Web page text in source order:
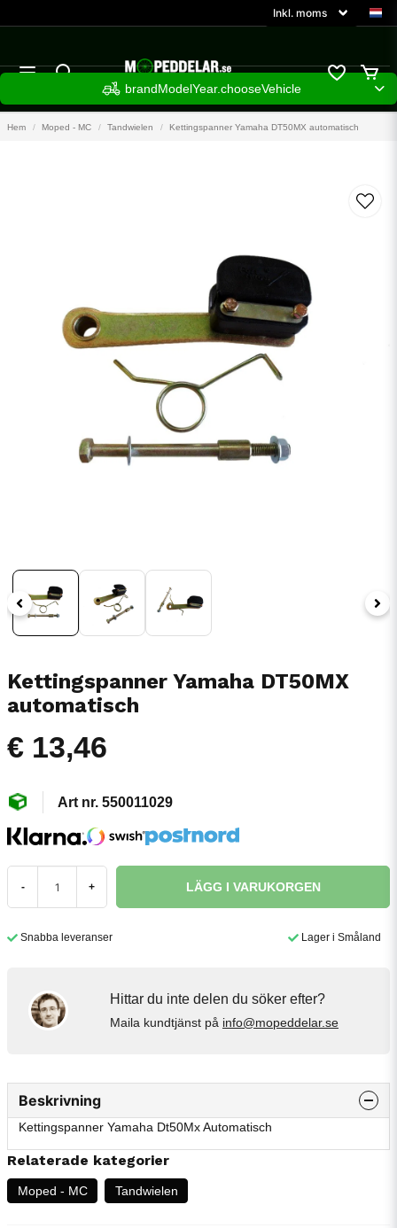
brandModelYear.chooseVehicle
Hem Moped - MC Tandwielen Kettingspanner Yamaha DT50MX automatisch
Kettingspanner Yamaha DT50MX
automatisch
€ 13,46
550011029
- + LÄGG I VARUKORGEN
Snabba leveranser Lager i Småland
Hittar du inte delen du söker efter?
Maila kundtjänst på info@mopeddelar.se
Beskrivning
Kettingspanner Yamaha Dt50Mx Automatisch
Relaterade kategorier
Moped - MC Tandwielen